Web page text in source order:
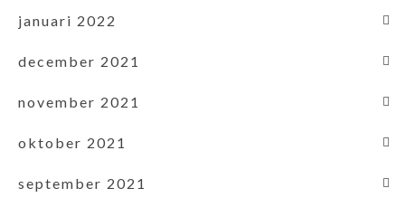
januari 2022
december 2021
november 2021
oktober 2021
september 2021